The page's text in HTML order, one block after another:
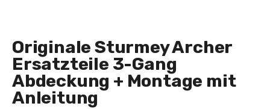
Originale Sturmey Archer
Ersatzteile 3-Gang
Abdeckung + Montage mit
Anleitung